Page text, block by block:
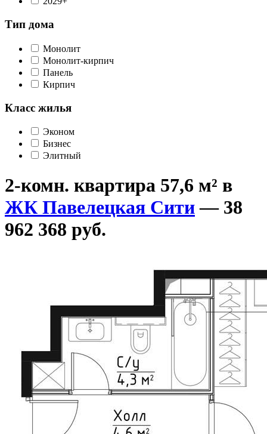
Тип дома
Монолит
Монолит-кирпич
Панель
Кирпич
Класс жилья
Эконом
Бизнес
Элитный
2-комн. квартира 57,6 м² в
ЖК Павелецкая Сити— 38
962 368 руб.